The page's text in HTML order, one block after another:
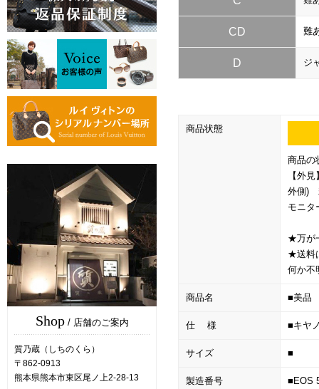
Shop/ 店舗のご案内
質乃蔵（しちのくら）
〒862-0913
熊本県熊本市東区尾ノ上2-28-13
CD 難
D ジ
商品状態
商品の
【外
外側)
モニ
★万が
★送料
何か不
商品名 ■美品
仕 様 ■キヤ
サイズ ■
製造番号 ■EOS